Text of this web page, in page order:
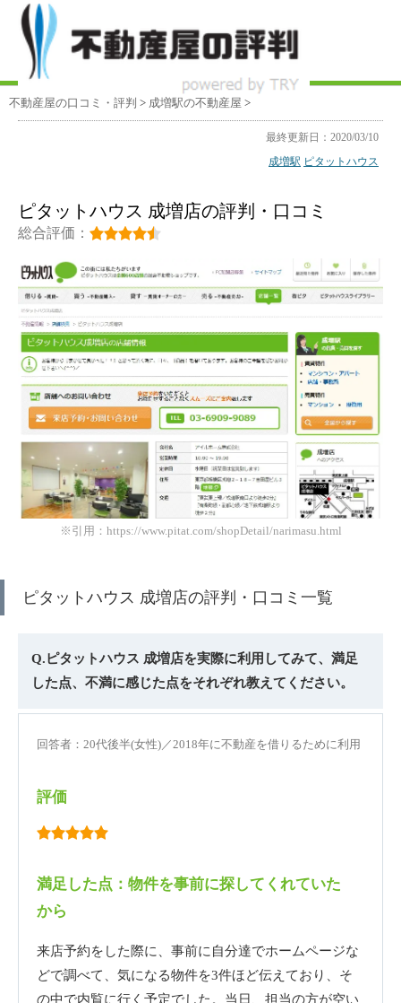
不動産屋の口コミ・評判 > 成増駅の不動産屋 >
最終更新日：2020/03/10
成増駅 ピタットハウス
ピタットハウス 成増店の評判・口コミ
総合評価：
※引用：https://www.pitat.com/shopDetail/narimasu.html
ピタットハウス 成増店の評判・口コミ一覧
Q.ピタットハウス 成増店を実際に利用してみて、満足
した点、不満に感じた点をそれぞれ教えてください。
回答者：20代後半(女性)／2018年に不動産を借りるために利用
評価
満足した点：物件を事前に探してくれていた
から
来店予約をした際に、事前に自分達でホームページな
どで調べて、気になる物件を3件ほど伝えており、そ
の中で内覧に行く予定でした。当日、担当の方が空い